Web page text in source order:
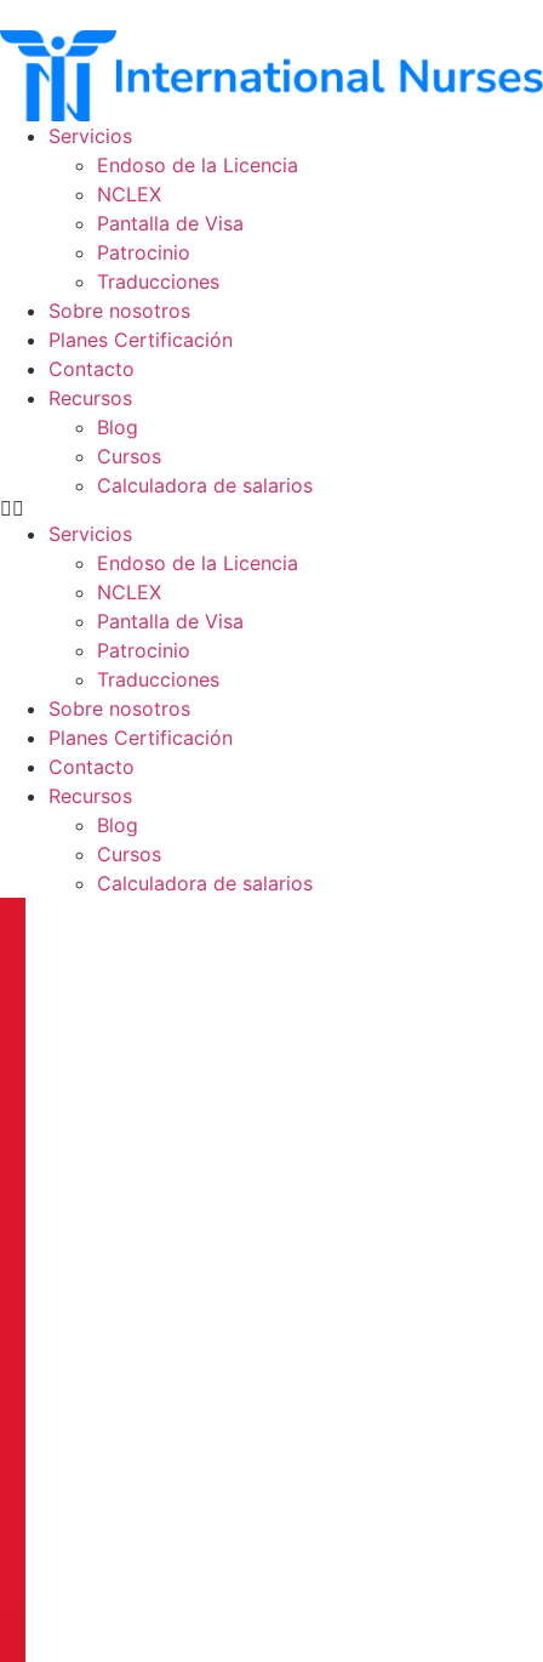
al
contenido
Servicios
Endoso de la Licencia
NCLEX
Pantalla de Visa
Patrocinio
Traducciones
Sobre nosotros
Planes Certificación
Contacto
Recursos
Blog
Cursos
Calculadora de salarios
Servicios
Endoso de la Licencia
NCLEX
Pantalla de Visa
Patrocinio
Traducciones
Sobre nosotros
Planes Certificación
Contacto
Recursos
Blog
Cursos
Calculadora de salarios